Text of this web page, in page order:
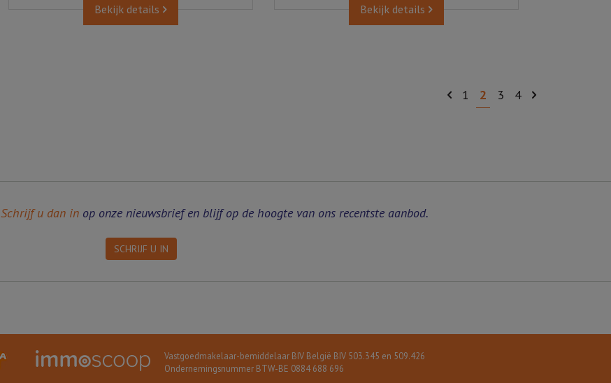
Bekijk details Bekijk details
1 2 3 4
Schrijf u dan inop onze nieuwsbrief en blijf op de hoogte van ons recentste aanbod.
SCHRIJF U IN
Vastgoedmakelaar-bemiddelaar BIV België BIV 503.345 en 509.426
Ondernemingsnummer BTW-BE 0884 688 696